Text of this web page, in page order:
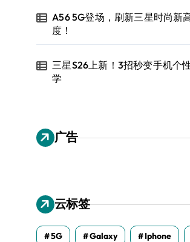
A56 5G登场，刷新三星时尚新
度！
三星S26上新！3招秒变手机个
学
广告
云标签
5G Galaxy Iphone